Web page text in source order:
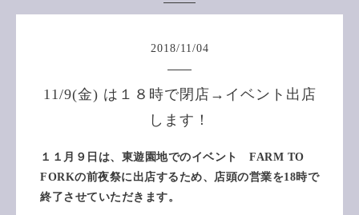
2018/11 /04
11/9(金) は１８時で閉店→イベント出店
します！
１１月９日は、東遊園地でのイベント FARM TO
FORKの前夜祭に出店するため、店頭の営業を18時で
終了させていただきます。